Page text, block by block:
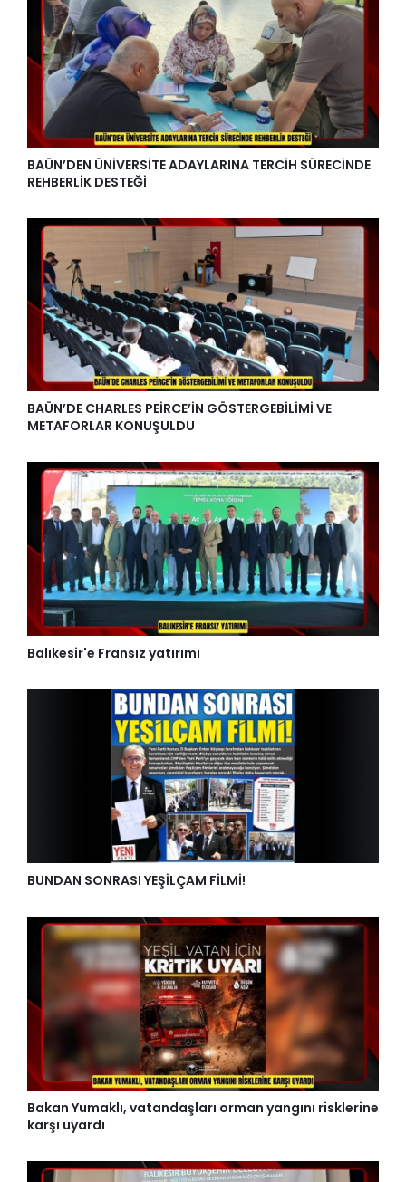
BAÜN’DEN ÜNİVERSİTE ADAYLARINA TERCİH SÜRECİNDE
REHBERLİK DESTEĞİ
BAÜN’DE CHARLES PEİRCE’İN GÖSTERGEBİLİMİ VE
METAFORLAR KONUŞULDU
Balıkesir'e Fransız yatırımı
BUNDAN SONRASI YEŞİLÇAM FİLMİ!
Bakan Yumaklı, vatandaşları orman yangını risklerine
karşı uyardı